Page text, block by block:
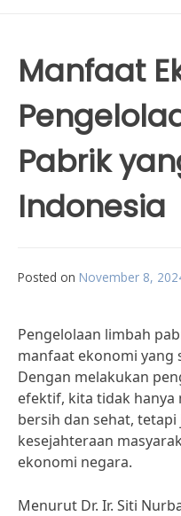
Manfaat
Pabrik
Indonesia
Posted on November 8,
Pengelolaan limbah
manfaat ekonomi yang
Dengan melakukan
efektif, kita tidak
bersih dan sehat,
kesejahteraan
ekonomi negara.
Menurut Dr. Ir. Siti